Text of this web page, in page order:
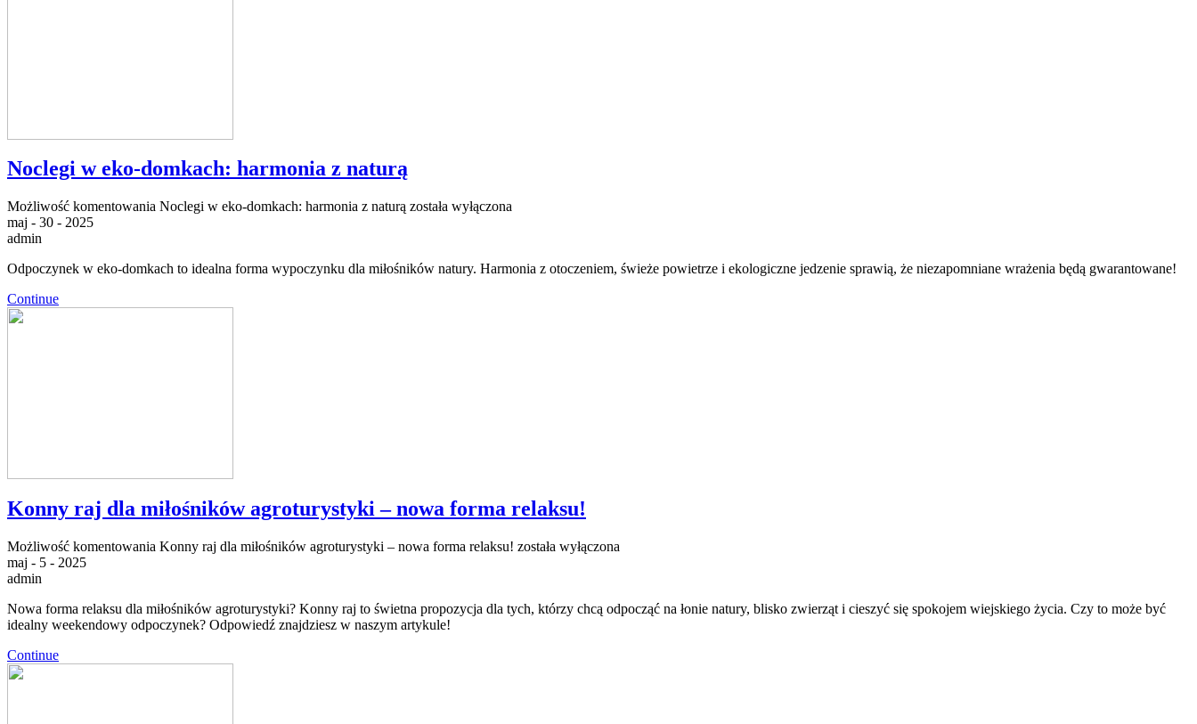
Noclegi w eko-domkach: harmonia z naturą
Możliwość komentowania Noclegi w eko-domkach: harmonia z naturą została wyłączona
maj - 30 - 2025
admin
Odpoczynek w eko-domkach to idealna forma wypoczynku dla miłośników natury. Harmonia z otoczeniem, świeże powietrze i ekologiczne jedzenie sprawią, że niezapomniane wrażenia będą gwarantowane!
Continue
Konny raj dla miłośników agroturystyki – nowa forma relaksu!
Możliwość komentowania Konny raj dla miłośników agroturystyki – nowa forma relaksu! została wyłączona
maj - 5 - 2025
admin
Nowa forma relaksu dla miłośników agroturystyki? Konny raj to świetna propozycja dla tych, którzy chcą odpocząć na łonie natury, blisko zwierząt i cieszyć się spokojem wiejskiego życia. Czy to może być
idealny weekendowy odpoczynek? Odpowiedź znajdziesz w naszym artykule!
Continue